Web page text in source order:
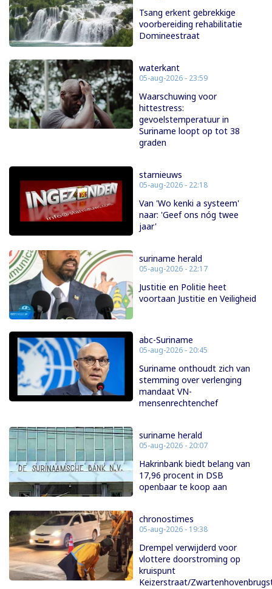
Tsang erkent gebrekkige
voorbereiding rehabilitatie
Domineestraat
waterkant
05-aug-2026 - 23:59
Waarschuwing voor
hittestress:
gevoelstemperatuur in
Suriname loopt op tot 38
graden
starnieuws
05-aug-2026 - 22:18
Van 'Wo kenki a systeem'
naar: 'Geef ons nóg twee
jaar'
suriname herald
05-aug-2026 - 22:17
Justitie en Politie heet
voortaan Justitie en Veiligheid
abc-Suriname
05-aug-2026 - 20:45
Suriname onthoudt zich van
stemming over verlenging
mandaat VN-
mensenrechtenchef
suriname herald
05-aug-2026 - 20:07
Hakrinbank biedt belang van
17,96 procent in DSB
openbaar te koop aan
chronostimes
05-aug-2026 - 19:38
Drempel verwijderd voor
vlottere doorstroming op
kruispunt
Keizerstraat/